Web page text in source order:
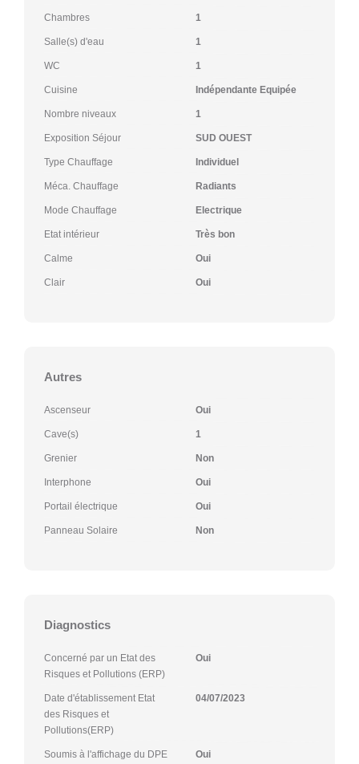
Chambres 1
Salle(s) d'eau 1
WC 1
Cuisine Indépendante Equipée
Nombre niveaux 1
Exposition Séjour SUD OUEST
Type Chauffage Individuel
Méca. Chauffage Radiants
Mode Chauffage Electrique
Etat intérieur Très bon
Calme Oui
Clair Oui
Autres
Ascenseur Oui
Cave(s) 1
Grenier Non
Interphone Oui
Portail électrique Oui
Panneau Solaire Non
Diagnostics
Concerné par un Etat des
Risques et Pollutions (ERP)
Oui
Date d'établissement Etat
des Risques et
Pollutions(ERP)
04/07/2023
Soumis à l'affichage du DPE Oui